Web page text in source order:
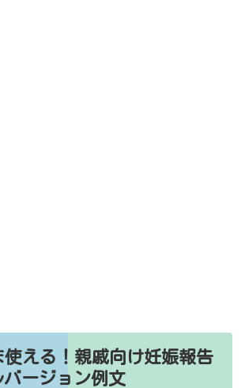
使える！親戚向け妊娠報告
バージョン例文